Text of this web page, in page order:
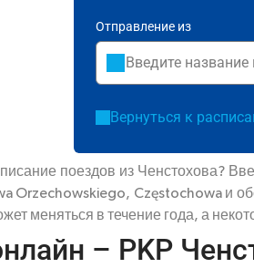
Отправление из
Вернуться к
поездов из Ченстохова?
Orzechowskiego, Częstochowa и
меняться в течение года, а
– PKP